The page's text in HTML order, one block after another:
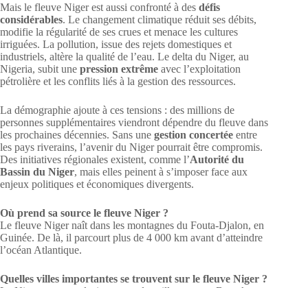
Mais le fleuve Niger est aussi confronté à des défis
considérables. Le changement climatique réduit ses débits,
modifie la régularité de ses crues et menace les cultures
irriguées. La pollution, issue des rejets domestiques et
industriels, altère la qualité de l’eau. Le delta du Niger, au
Nigeria, subit une pression extrême avec l’exploitation
pétrolière et les conflits liés à la gestion des ressources.
La démographie ajoute à ces tensions : des millions de
personnes supplémentaires viendront dépendre du fleuve dans
les prochaines décennies. Sans une gestion concertée entre
les pays riverains, l’avenir du Niger pourrait être compromis.
Des initiatives régionales existent, comme l’Autorité du
Bassin du Niger, mais elles peinent à s’imposer face aux
enjeux politiques et économiques divergents.
Où prend sa source le fleuve Niger ?
Le fleuve Niger naît dans les montagnes du Fouta-Djalon, en
Guinée. De là, il parcourt plus de 4 000 km avant d’atteindre
l’océan Atlantique.
Quelles villes importantes se trouvent sur le fleuve Niger ?